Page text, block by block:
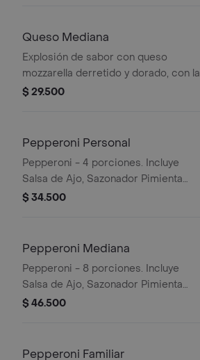
Pimienta Roja y Pepperoncini.
Queso Mediana
Explosión de sabor con queso
mozzarella derretido y dorado, con la
salsa pizza de Papa Johns con su
Pimienta Roja y Pepperoncini.
$ 29.500
Pepperoni Personal
Pepperoni - 4 porciones. Incluye
Salsa de Ajo, Sazonador Pimienta
Roja y Pepperoncini.
$ 34.500
Pepperoni Mediana
Pepperoni - 8 porciones. Incluye
Salsa de Ajo, Sazonador Pimienta
Roja y Pepperoncini.
$ 46.500
Pepperoni Familiar